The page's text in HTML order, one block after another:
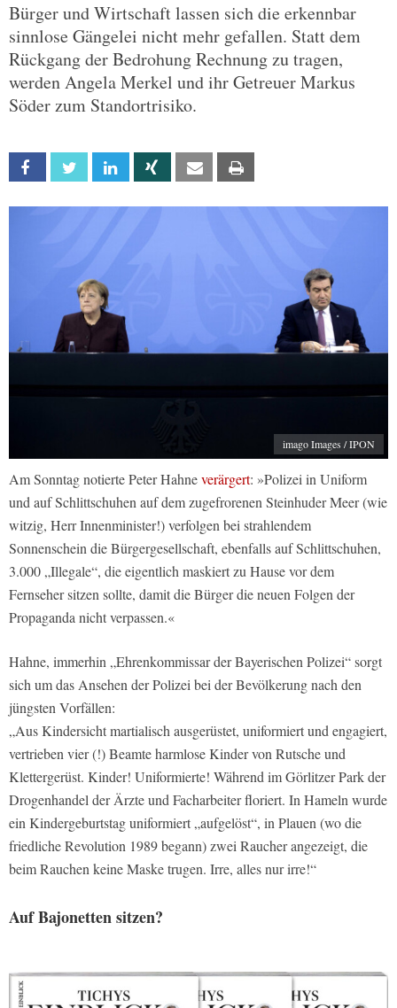
Bürger und Wirtschaft lassen sich die erkennbar
sinnlose Gängelei nicht mehr gefallen. Statt dem
Rückgang der Bedrohung Rechnung zu tragen,
werden Angela Merkel und ihr Getreuer Markus
Söder zum Standortrisiko.
Facebook Twitter Linkedin Xing Email
imago Images / IPON
Am Sonntag notierte Peter Hahneverärgert: »Polizei in Uniform
und auf Schlittschuhen auf dem zugefrorenen Steinhuder Meer (wie
witzig, Herr Innenminister!) verfolgen bei strahlendem
Sonnenschein die Bürgergesellschaft, ebenfalls auf Schlittschuhen,
3.000 „Illegale“, die eigentlich maskiert zu Hause vor dem
Fernseher sitzen sollte, damit die Bürger die neuen Folgen der
Propaganda nicht verpassen.«
Hahne, immerhin „Ehrenkommissar der Bayerischen Polizei“ sorgt
sich um das Ansehen der Polizei bei der Bevölkerung nach den
jüngsten Vorfällen:
„Aus Kindersicht martialisch ausgerüstet, uniformiert und engagiert,
vertrieben vier (!) Beamte harmlose Kinder von Rutsche und
Klettergerüst. Kinder! Uniformierte! Während im Görlitzer Park der
Drogenhandel der Ärzte und Facharbeiter floriert. In Hameln wurde
ein Kindergeburtstag uniformiert „aufgelöst“, in Plauen (wo die
friedliche Revolution 1989 begann) zwei Raucher angezeigt, die
beim Rauchen keine Maske trugen. Irre, alles nur irre!“
Auf Bajonetten sitzen?